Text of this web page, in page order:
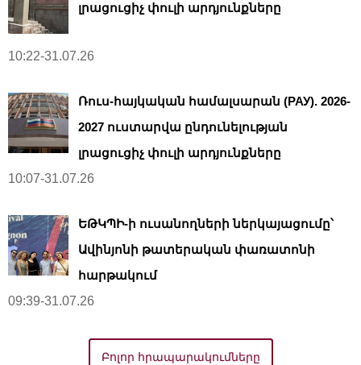
լրացուցիչ փուլի արդյունքները
10:22-31.07.26
Ռուս-հայկական համալսարան (РАУ). 2026-
2027 ուստարվա ընդունելության
լրացուցիչ փուլի արդյունքները
10:07-31.07.26
ԵԹԿՊԻ-ի ուսանողների ներկայացումը՝
Ավինյոնի թատերական փառատոնի
հարթակում
09:39-31.07.26
Բոլոր հրապարակումները